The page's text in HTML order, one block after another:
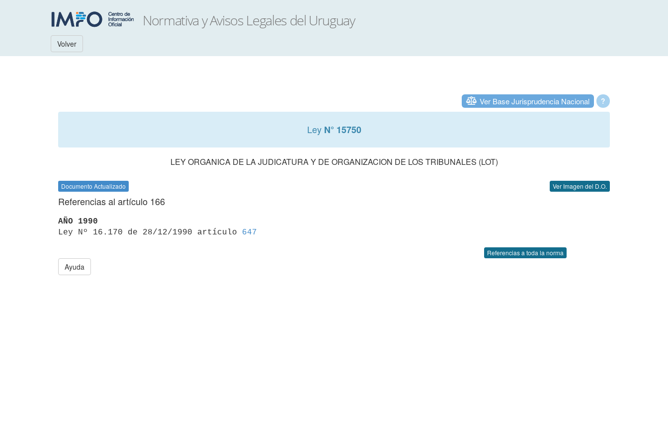
Volver
?
Ver Base Jurisprudencia Nacional
Ley N° 15750
LEY ORGANICA DE LA JUDICATURA Y DE ORGANIZACION DE LOS TRIBUNALES (LOT)
Documento Actualizado Ver Imagen del D.O.
Referencias al artículo 166
AÑO 1990
Ley Nº 16.170 de 28/12/1990 artículo 647
Referencias a toda la norma
Ayuda